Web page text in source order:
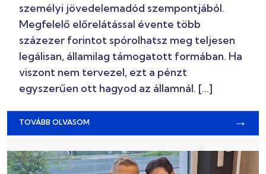
személyi jövedelemadód szempontjából.
Megfelelő előrelátással évente több
százezer forintot spórolhatsz meg teljesen
legálisan, államilag támogatott formában. Ha
viszont nem tervezel, ezt a pénzt
egyszerűen ott hagyod az államnál. […]
TOVÁBB OLVASOM →